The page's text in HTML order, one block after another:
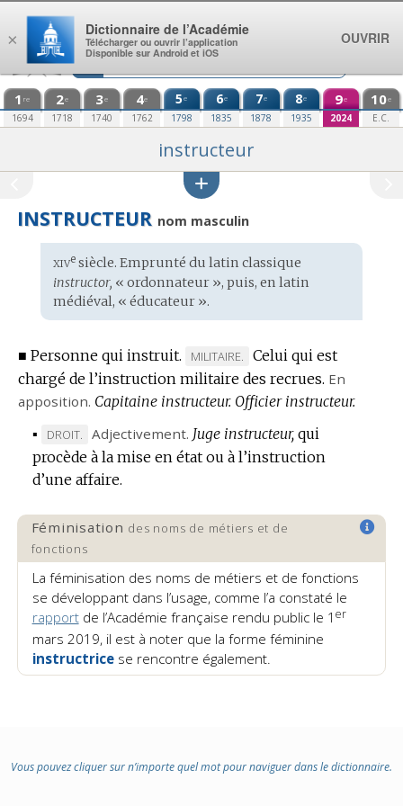
Aller au contenu
1 re
1694
2e
1718
3e
1740
4e
1762
5e
1798
6e
1835
7e
1878
8e
1935
9e
2024
10e
E.C.
instructeur
INSTRUCTEUR nom masculin
Étymologie
:
xivesiècle. Emprunté du latin classique
instructor, « ordonnateur », puis, en latin
médiéval, « éducateur ».
■ Personne qui instruit.
MARQUE
DE
DOMAINE
MILITAIRE.
Celui qui est
chargé de l’instruction militaire des recrues. En
apposition. Capitaine instructeur. Officier instructeur.
▪
MARQUE
DE
DOMAINE
DROIT. Adjectivement. Juge instructeur, qui
procède à la mise en état ou à l’instruction
d’une affaire.
Féminisation des noms de métiers et de
fonctions
La féminisation des noms de métiers et de fonctions
se développant dans l’usage, comme l’a constaté le
rapportde l’Académie française rendu public le 1 er
mars 2019, il est à noter que la forme féminine
instructricese rencontre également.
Vous pouvez cliquer sur n’importe quel mot pour naviguer dans le dictionnaire.
×
Dictionnaire de l’Académie
Télécharger ou ouvrir l’application
Disponible sur Android et iOS
OUVRIR